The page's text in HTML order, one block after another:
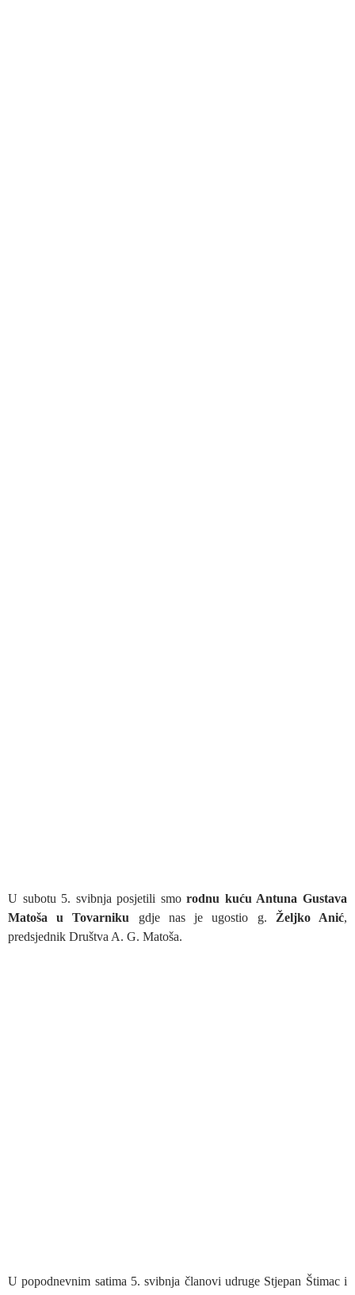
U subotu 5. svibnja posjetili smorodnu kuću Antuna Gustava
Matoša u Tovarniku gdje nas je ugostio g. Željko Anić,
predsjednik Društva A. G. Matoša.
U popodnevnim satima 5. svibnja članovi udruge Stjepan Štimac i